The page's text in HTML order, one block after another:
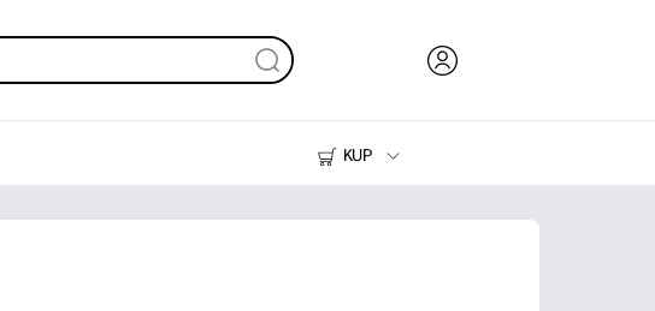
KUP
Drukarki do domu